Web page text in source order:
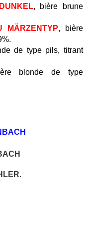
, bière brune
MÄRZENTYP, bière
de type pils, titrant
blonde de type
.